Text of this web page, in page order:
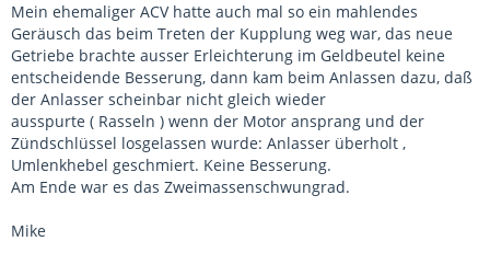
Mein ehemaliger ACV hatte auch mal so ein mahlendes
Geräusch das beim Treten der Kupplung weg war, das neue
Getriebe brachte ausser Erleichterung im Geldbeutel keine
entscheidende Besserung, dann kam beim Anlassen dazu, daß
der Anlasser scheinbar nicht gleich wieder
ausspurte ( Rasseln ) wenn der Motor ansprang und der
Zündschlüssel losgelassen wurde: Anlasser überholt ,
Umlenkhebel geschmiert. Keine Besserung.
Am Ende war es das Zweimassenschwungrad.
Mike